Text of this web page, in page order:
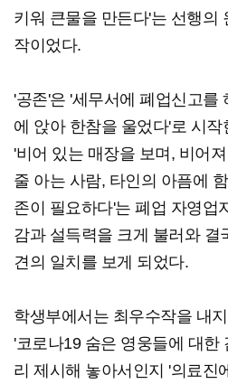
키워 큰물을 만든다'는 선행의
작이었다.
'공존'은 '세무서에 폐업신고를
에 앉아 한참을 울었다'로 시
'비어 있는 매장을 보며, 비어
줄 아는 사람, 타인의 아픔에
존이 필요하다'는 폐업 자영업
감과 설득력을 크게 불러와 결
견의 일치를 보게 되었다.
학생부에서는 최우수작을 내
'코로나19 숨은 영웅들에 대한
리 제시해 놓아서인지 '의료진